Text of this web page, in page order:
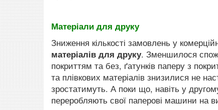
Матеріали для друку
Зниження кількості замовлень у
матеріалів для друку. Зменшилося
покриттям та без, ґатунків паперу з
та плівкових матеріалів знизилися не
зростатимуть. А поки що, навіть у
переробляють свої паперові машини на